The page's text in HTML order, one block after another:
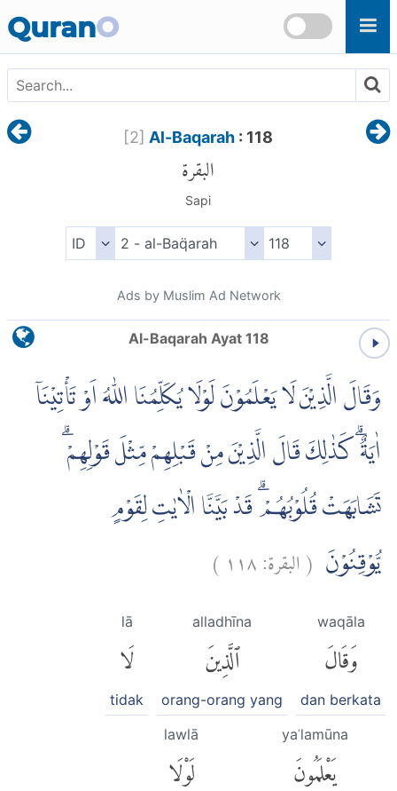
QuranO
[2] Al-Baqarah : 118
البقرة
Sapi
Ads by Muslim Ad Network
Al-Baqarah Ayat 118
وَقَالَ الَّذِيْنَ لَا يَعْلَمُوْنَ لَوْلَا يُكَلِّمُنَا اللّٰهُ اَوْ تَأْتِيْنَآ
اٰيَةٌ ۗ كَذٰلِكَ قَالَ الَّذِيْنَ مِنْ قَبْلِهِمْ مِّثْلَ قَوْلِهِمْ ۗ
تَشَابَهَتْ قُلُوْبُهُمْ ۗ قَدْ بَيَّنَّا الْاٰيٰتِ لِقَوْمٍ
يُّوْقِنُوْنَ (البقرة:١١٨ )
waqāla
وَقَالَ
dan berkata
alladhīna
ٱلَّذِينَ
orang-orang yang
lā
لَا
tidak
yaʿlamūna
يَعْلَمُونَ
lawlā
لَوْلَا